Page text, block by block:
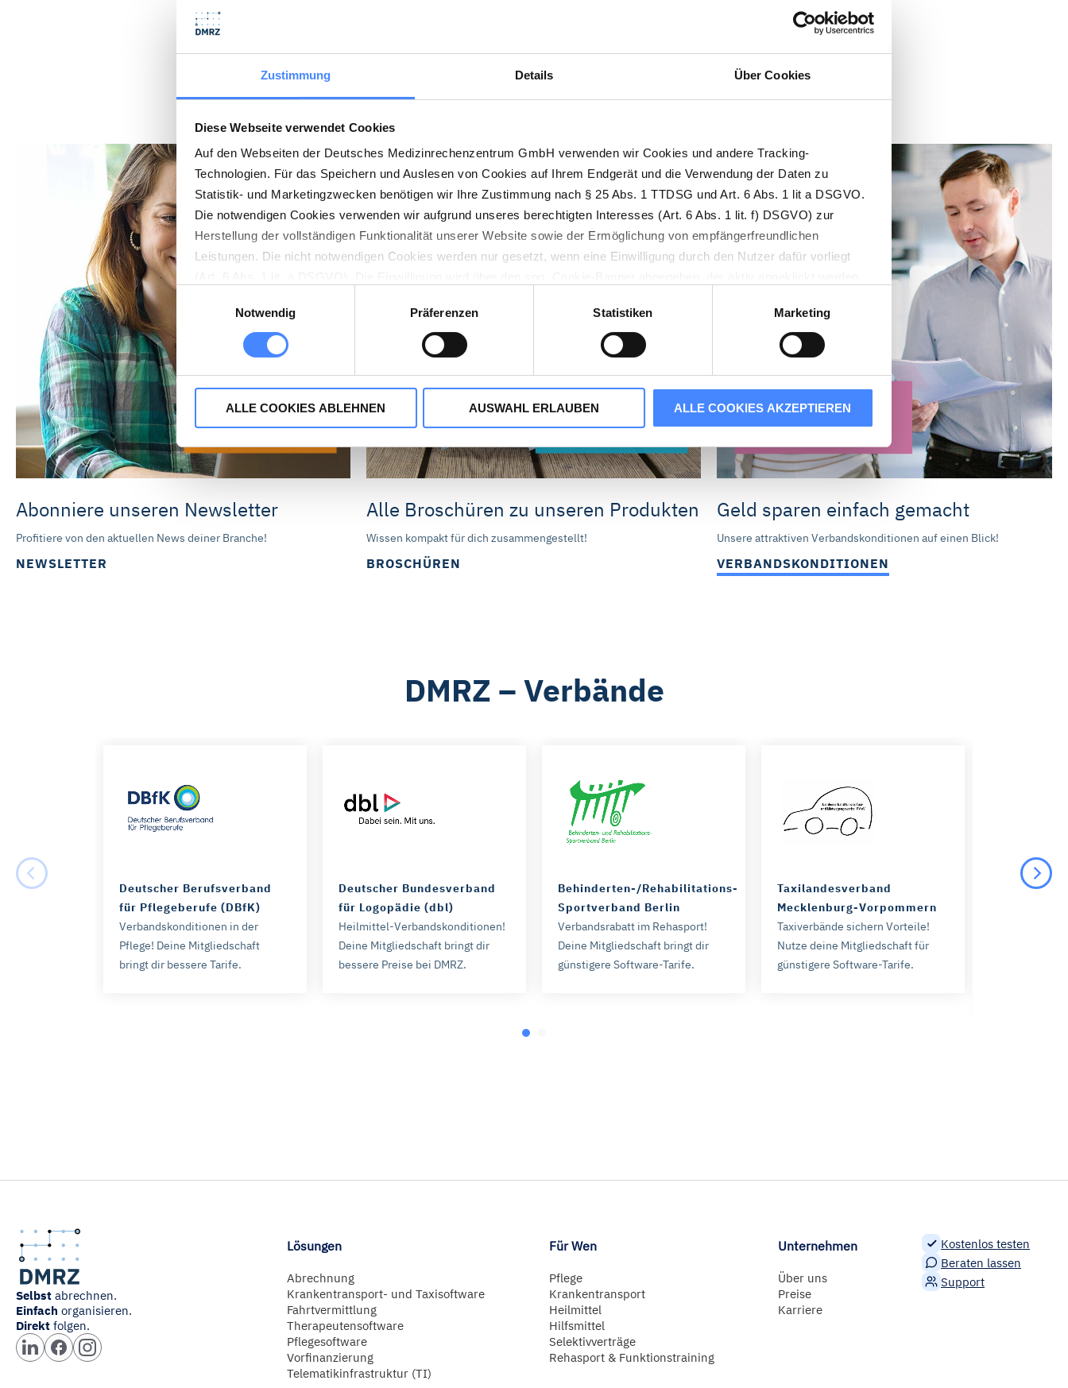
Zustimmung Details Über Cookies
Diese Webseite verwendet Cookies
Auf den Webseiten der Deutsches Medizinrechenzentrum GmbH verwenden wir Cookies und andere Tracking-
Technologien. Für das Speichern und Auslesen von Cookies auf Ihrem Endgerät und die Verwendung der Daten zu
Statistik- und Marketingzwecken benötigen wir Ihre Zustimmung nach § 25 Abs. 1 TTDSG und Art. 6 Abs. 1 lit a DSGVO.
Die notwendigen Cookies verwenden wir aufgrund unseres berechtigten Interesses (Art. 6 Abs. 1 lit. f) DSGVO) zur
Herstellung der vollständigen Funktionalität unserer Website sowie der Ermöglichung von empfängerfreundlichen
Leistungen. Die nicht notwendigen Cookies werden nur gesetzt, wenn eine Einwilligung durch den Nutzer dafür vorliegt
Auf unserer Website ist das Cookie-Consent-Tool Cookiebot implementiert. Cookiebot wird von der Usercentrics A/S,
Havnegade 39, 1058 Kopenhagen, Dänemark betrieben. Für dessen Einsatz ist das Speichern eines Cookies technisch
erforderlich.
stimmen Sie auch dem Einsatz von Marketing-Cookies zu und erhalten auf Sie zugeschnittene Werbung auch auf anderen
Profilbildung verwenden. Sie können über die Schaltflächen auch einzeln der Verwendung von Statistik-Cookies oder
Marketing-Cookies zustimmen. Die in der Schaltfläche genannten „Präferenzen“ stellen Cookies dar, die derzeit von
DMRZ.de nicht verwendet werden.
Einwilligungsauswahl
Notwendig
Präferenzen Statistiken Marketing
ALLE COOKIES ABLEHNEN AUSWAHL ERLAUBEN ALLE COOKIES AKZEPTIEREN
Krankenhaus andere Entgelte als üblich in Rechnung gestellt. Liegt die Verweildauer im Bereich der
Grenzverweildauer gilt eine Pauschalvergütung.
Abonniere unseren Newsletter
Profitiere von den aktuellen News deiner Branche!
NEWSLETTER
Alle Broschüren zu unseren Produkten
Wissen kompakt für dich zusammengestellt!
BROSCHÜREN
Geld sparen einfach gemacht
Unsere attraktiven Verbandskonditionen auf einen Blick!
VERBANDSKONDITIONEN
DMRZ – Verbände
Deutscher Berufsverband
für Pflegeberufe (DBfK)
Verbandskonditionen in der
Pflege! Deine Mitgliedschaft
bringt dir bessere Tarife.
Deutscher Bundesverband
für Logopädie (dbl)
Heilmittel-Verbandskonditionen!
Deine Mitgliedschaft bringt dir
bessere Preise bei DMRZ.
Behinderten-/Rehabilitations-
Sportverband Berlin
Verbandsrabatt im Rehasport!
Deine Mitgliedschaft bringt dir
günstigere Software-Tarife.
Taxilandesverband
Mecklenburg-Vorpommern
Taxiverbände sichern Vorteile!
Nutze deine Mitgliedschaft für
günstigere Software-Tarife.
Selbst abrechnen.
Einfach organisieren.
Direkt folgen.
Lösungen
Abrechnung
Krankentransport- und Taxisoftware
Fahrtvermittlung
Therapeutensoftware
Pflegesoftware
Vorfinanzierung
Telematikinfrastruktur (TI)
Für Wen
Pflege
Krankentransport
Heilmittel
Hilfsmittel
Selektivverträge
Rehasport & Funktionstraining
Unternehmen
Über uns
Preise
Karriere
Kostenlos testen
Beraten lassen
Support